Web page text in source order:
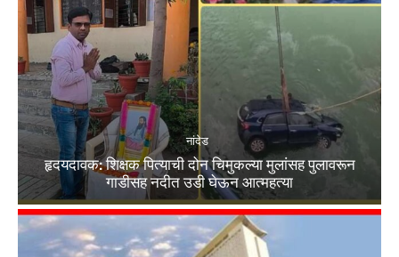
नांदेड
हृदयदावक: शिक्षक पित्याची दोन चिमुकल्या मुलांसह पुलावरून
गाडीसह नदीत उडी घेऊन आत्महत्या